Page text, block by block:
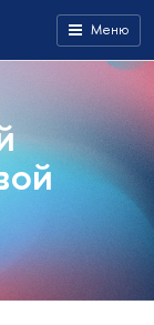
Меню